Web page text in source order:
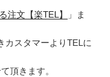
注文【楽TEL】
」ま
カスタマーよりTELに
頂きます。